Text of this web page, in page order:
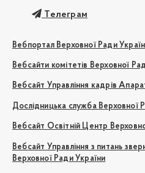
Телеграм
Вебпортал Верховної Ради
Вебсайти комітетів Верховної
Вебсайт Управління кадрів
Дослідницька служба Верховної
Вебсайт Освітній Центр
Вебсайт Управління з питань
Верховної Ради України